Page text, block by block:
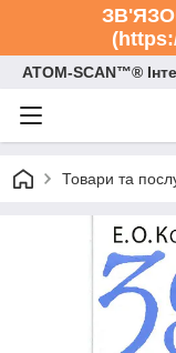
ATOM-SCAN™®
Товари та